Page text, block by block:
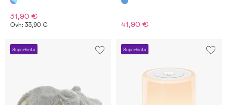
31,90 €
Ovh: 33,90 € 41,90 €
Superhinta Superhinta